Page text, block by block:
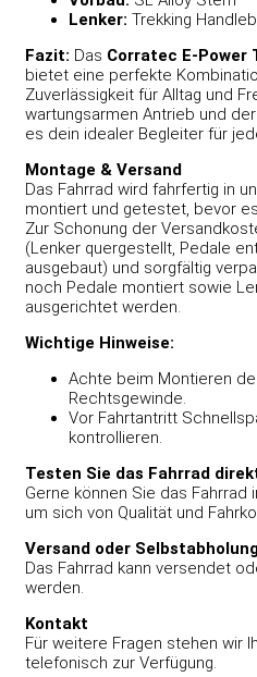
Lenker: Trekking
Fazit: Das Corratec E-Power
bietet eine perfekte
Zuverlässigkeit für Alltag und
wartungsarmen Antrieb und
es dein idealer Begleiter für
Montage & Versand
Das Fahrrad wird fahrfertig in
montiert und getestet, bevor
Zur Schonung der
(Lenker quergestellt, Pedale
ausgebaut) und sorgfältig
noch Pedale montiert sowie
ausgerichtet werden.
Wichtige Hinweise:
Achte beim Montieren
Rechtsgewinde.
Vor Fahrtantritt
kontrollieren.
Testen Sie das Fahrrad
Gerne können Sie das Fahrrad
um sich von Qualität und
Versand oder
Das Fahrrad kann versendet
werden.
Kontakt
Für weitere Fragen stehen wir
telefonisch zur Verfügung.